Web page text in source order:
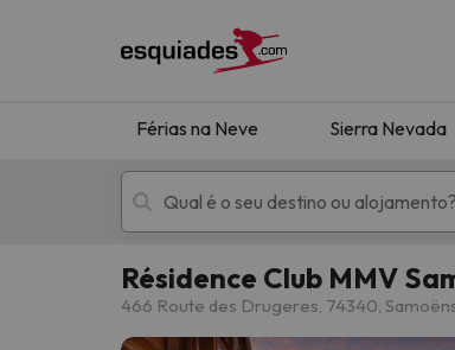
Férias na Neve Sierra Nevada
Férias na neve Hotéis
Résidence Club MMV
466 Route des Drugeres, 74340,